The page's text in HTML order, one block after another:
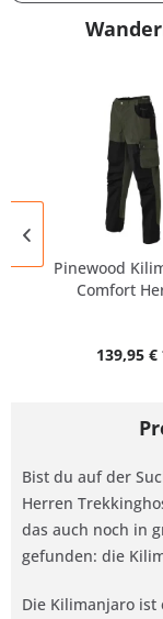
Pinewood
Comfort
139,95
Bist du auf der
Herren
das auch noch in
gefunden: die
Die Kilimanjaro